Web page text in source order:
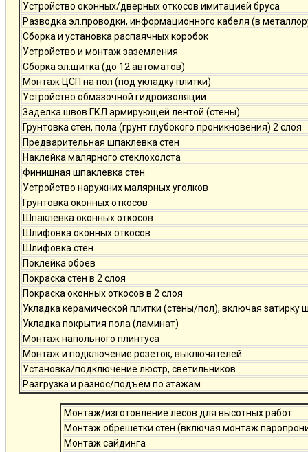
Устройство оконных/дверных откосов имитацией бруса
Разводка эл.проводки, информационного кабеля (в
Сборка и установка распаячных коробок
Устройство и монтаж заземления
Сборка эл.щитка (до 12 автоматов)
Монтаж ЦСП на пол (под укладку плитки)
Устройство обмазочной гидроизоляции
Заделка швов ГКЛ армирующей лентой (стены)
Грунтовка стен, пола (грунт глубокого проникновения) 2 слоя
Предварительная шпаклевка стен
Наклейка малярного стеклохолста
Финишная шпаклевка стен
Устройство наружних малярных уголков
Грунтовка оконных откосов
Шпаклевка оконных откосов
Шлифовка оконных откосов
Шлифовка стен
Поклейка обоев
Покраска стен в 2 слоя
Покраска оконных откосов в 2 слоя
Укладка керамической плитки (стены/пол), включая затирку
Укладка покрытия пола (ламинат)
Монтаж напольного плинтуса
Монтаж и подключение розеток, выключателей
Установка/подключение люстр, светильников
Разгрузка и разнос/подъем по этажам
Монтаж/изготовление лесов для высотных работ
Монтаж обрешетки стен (включая монтаж
Монтаж сайдинга